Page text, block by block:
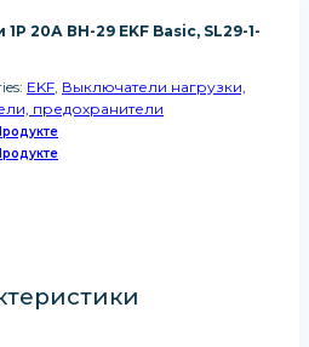
20А ВН-29 EKF Basic, SL29-1-
EKF, Выключатели нагрузки,
предохранители